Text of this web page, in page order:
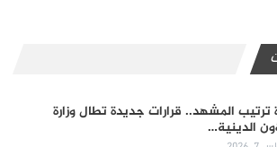
ترتيب المشهد.. قرارات جديدة تطال وزارة
الدينية…